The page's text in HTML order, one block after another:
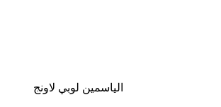
الياسمين لوبي لاونج